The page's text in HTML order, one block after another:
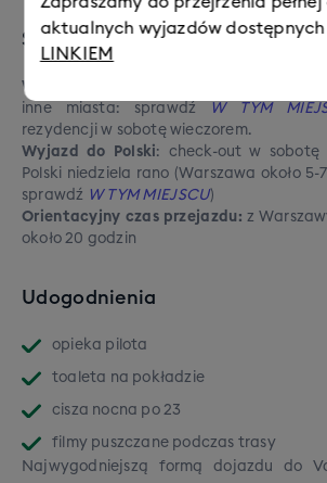
aktualnych wyjazdów dostępnych
LINKIEM
Szczegóły podróży
Wyjazd z Polski
: piątek wieczorem
inne miasta: sprawdź
W TYM
rezydencji w sobotę wieczorem.
Wyjazd do Polski: check-out w sobotę
Polski niedziela rano (Warszawa około
sprawdź W TYM MIEJSCU)
Orientacyjny czas przejazdu: z
około 20 godzin
Udogodnienia
opieka pilota
toaleta na pokładzie
cisza nocna po 23
filmy puszczane podczas trasy
Najwygodniejszą formą dojazdu do